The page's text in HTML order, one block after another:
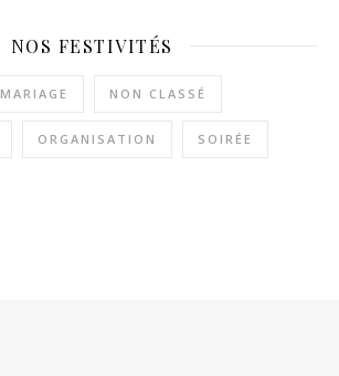
NOS FESTIVITÉS
MARIAGE NON CLASSÉ
ORGANISATION SOIRÉE